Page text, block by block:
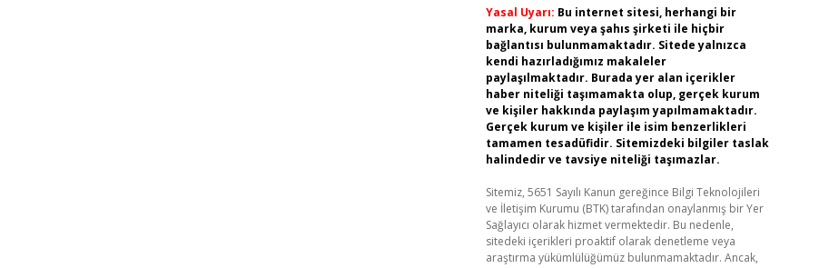
Yasal Uyarı: Bu internet sitesi, herhangi bir
marka, kurum veya şahıs şirketi ile hiçbir
bağlantısı bulunmamaktadır. Sitede yalnızca
kendi hazırladığımız makaleler
paylaşılmaktadır. Burada yer alan içerikler
haber niteliği taşımamakta olup, gerçek kurum
ve kişiler hakkında paylaşım yapılmamaktadır.
Gerçek kurum ve kişiler ile isim benzerlikleri
tamamen tesadüfidir. Sitemizdeki bilgiler taslak
halindedir ve tavsiye niteliği taşımazlar.
Sitemiz, 5651 Sayılı Kanun gereğince Bilgi Teknolojileri
ve İletişim Kurumu (BTK) tarafından onaylanmış bir Yer
Sağlayıcı olarak hizmet vermektedir. Bu nedenle,
sitedeki içerikleri proaktif olarak denetleme veya
araştırma yükümlülüğümüz bulunmamaktadır. Ancak,